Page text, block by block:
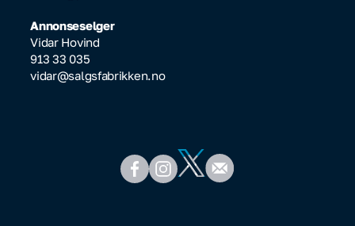
Annonseselger
Vidar Hovind
913 33 035
vidar@salgsfabrikken.no